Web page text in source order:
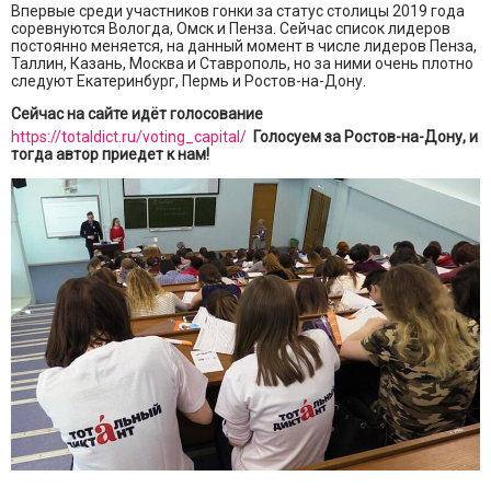
Впервые среди участников гонки за статус столицы 2019 года
соревнуются Вологда, Омск и Пенза. Сейчас список лидеров
постоянно меняется, на данный момент в числе лидеров Пенза,
Таллин, Казань, Москва и Ставрополь, но за ними очень плотно
следуют Екатеринбург, Пермь и Ростов-на-Дону.
Сейчас на сайте идёт голосование
https://totaldict.ru/voting_capital/ Голосуем за Ростов-на-Дону, и
тогда автор приедет к нам!